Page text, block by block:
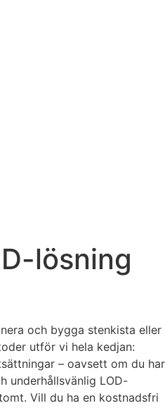
lösning
och bygga stenkista eller
utför vi hela kedjan:
– oavsett om du har
underhållsvänlig LOD-
Vill du ha en kostnadsfri